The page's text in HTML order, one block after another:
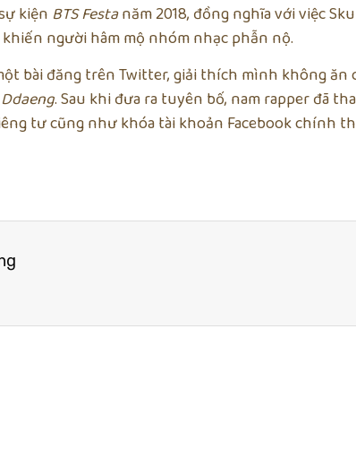
kiện BTS Festanăm 2018, đồng nghĩa với việc
người hâm mộ nhóm nhạc phẫn nộ.
bài đăng trên Twitter, giải thích mình không ăn
Ddaeng. Sau khi đưa ra tuyên bố, nam rapper đã
tư cũng như khóa tài khoản Facebook chính